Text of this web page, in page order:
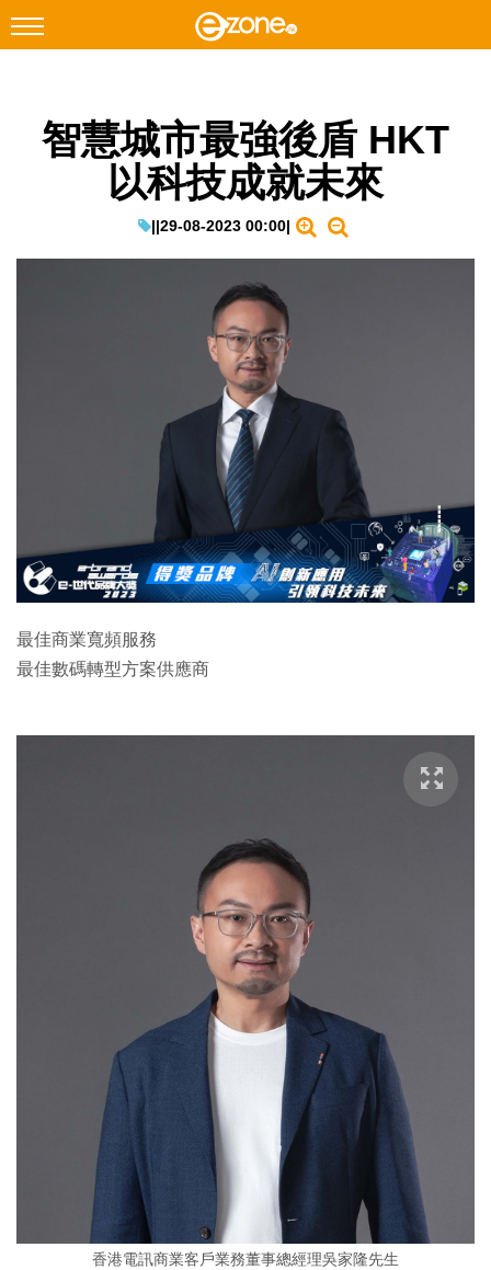
Facebook Instagram
遊戲動漫
生成式AI與雲端應用
Enterprise Digital Transformation
智慧城市最強後盾 HKT
以科技成就未來
||29-08-2023 00:00|
最佳商業寬頻服務
最佳數碼轉型方案供應商
香港電訊商業客戶業務董事總經理吳家隆先生